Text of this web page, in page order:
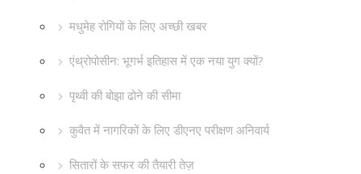
मधुमेह रोगियों के लिए अच्छी खबर
एंथ्रोपोसीन: भूगर्भ इतिहास में एक नया युग क्यों?
पृथ्वी की बोझा ढोने की सीमा
कुवैत में नागरिकों के लिए डीएनए परीक्षण अनिवार्य
सितारों के सफर की तैयारी तेज़